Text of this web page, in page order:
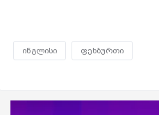
ინგლისი ფეხბურთი